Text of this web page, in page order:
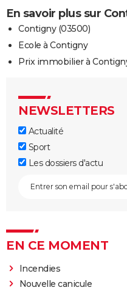
En savoir plus sur
Contigny (03500)
Ecole à Contigny
Prix immobilier à
NEWSLETTERS
Actualité
Sport
Les dossiers d'actu
EN CE MOMENT
Incendies
Nouvelle canicule